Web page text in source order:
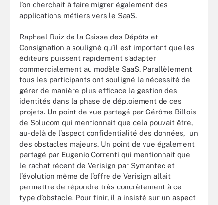
l’on cherchait à faire migrer également des
applications métiers vers le SaaS.
Raphael Ruiz de la Caisse des Dépôts et
Consignation a souligné qu’il est important que les
éditeurs puissent rapidement s’adapter
commercialement au modèle SaaS. Parallèlement
tous les participants ont souligné la nécessité de
gérer de manière plus efficace la gestion des
identités dans la phase de déploiement de ces
projets. Un point de vue partagé par Gérôme Billois
de Solucom qui mentionnait que cela pouvait être,
au-delà de l’aspect confidentialité des données, un
des obstacles majeurs. Un point de vue également
partagé par Eugenio Correnti qui mentionnait que
le rachat récent de Verisign par Symantec et
l’évolution même de l’offre de Verisign allait
permettre de répondre très concrètement à ce
type d’obstacle. Pour finir, il a insisté sur un aspect